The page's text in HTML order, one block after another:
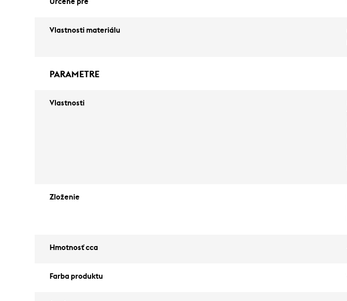
Určené pre
Vlastnosti materiálu
PARAMETRE
Vlastnosti
Zloženie
Hmotnosť cca
Farba produktu